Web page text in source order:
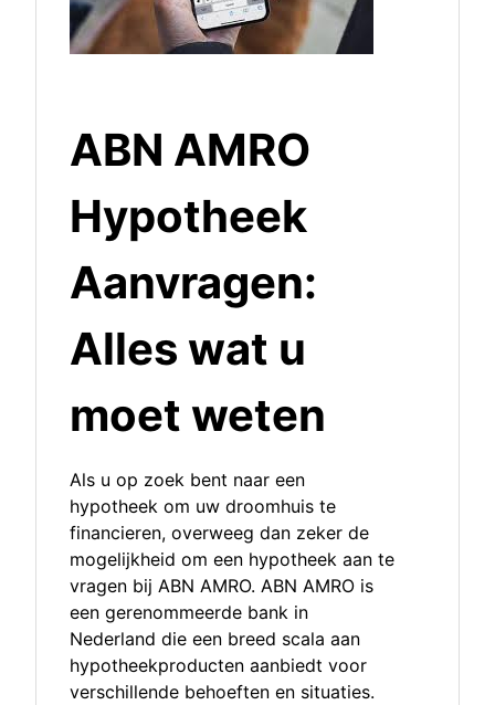
ABN AMRO
Hypotheek
Aanvragen:
Alles wat u
moet weten
Als u op zoek bent naar een
hypotheek om uw droomhuis te
financieren, overweeg dan zeker de
mogelijkheid om een hypotheek aan te
vragen bij ABN AMRO. ABN AMRO is
een gerenommeerde bank in
Nederland die een breed scala aan
hypotheekproducten aanbiedt voor
verschillende behoeften en situaties.